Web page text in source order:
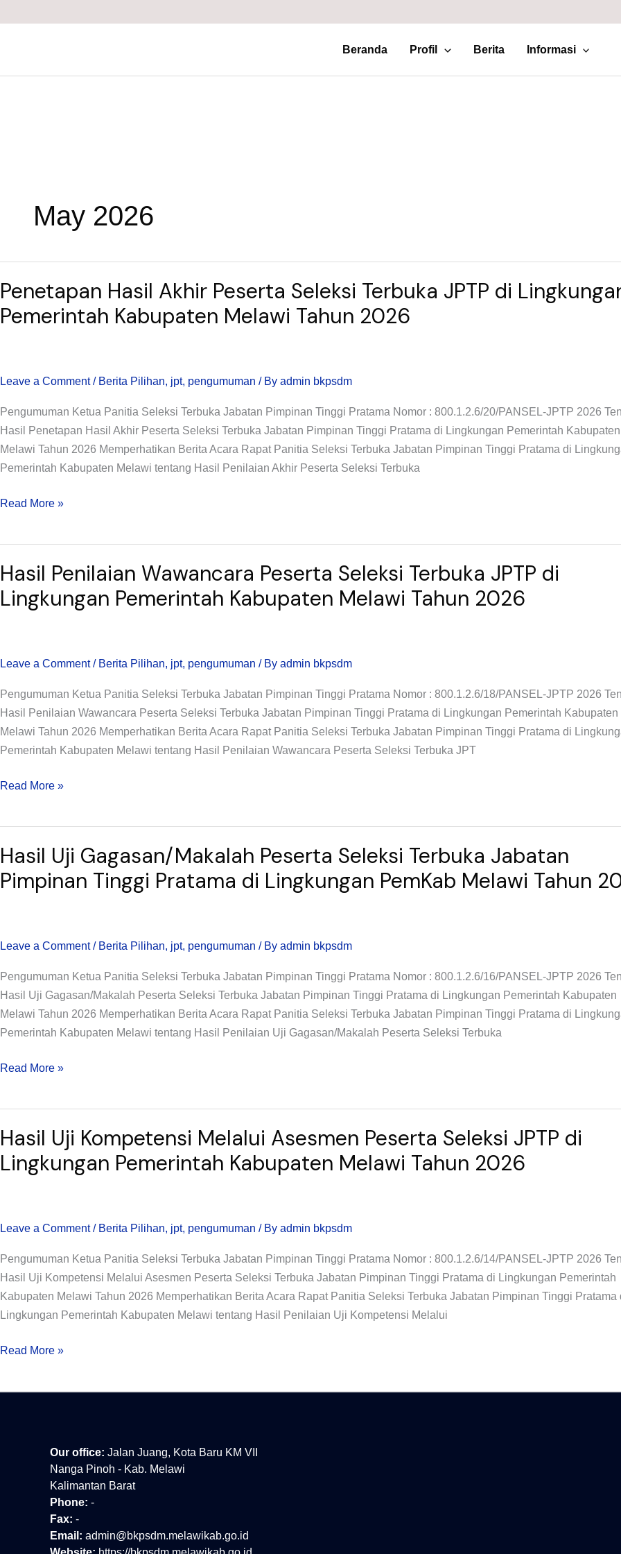
to
Beranda Profil Berita Informasi
May 2026
Penetapan Hasil Akhir Peserta Seleksi Terbuka JPTP di
Pemerintah Kabupaten Melawi Tahun 2026
Leave a Comment / Berita Pilihan, jpt, pengumuman / By admin bkpsdm
Pengumuman Ketua Panitia Seleksi Terbuka Jabatan Pimpinan Tinggi Pratama Nomor : 800.1.2.6/20/PANSEL-JPTP 2026
Hasil Penetapan Hasil Akhir Peserta Seleksi Terbuka Jabatan Pimpinan Tinggi Pratama di Lingkungan Pemerintah Kabupaten
Melawi Tahun 2026 Memperhatikan Berita Acara Rapat Panitia Seleksi Terbuka Jabatan Pimpinan Tinggi Pratama di
Pemerintah Kabupaten Melawi tentang Hasil Penilaian Akhir Peserta Seleksi Terbuka
Hasil
Akhir
Peserta
JPTP
Lingkungan
Read More »
Hasil Penilaian Wawancara Peserta Seleksi Terbuka JPTP di
Lingkungan Pemerintah Kabupaten Melawi Tahun 2026
Leave a Comment / Berita Pilihan, jpt, pengumuman / By admin bkpsdm
Pengumuman Ketua Panitia Seleksi Terbuka Jabatan Pimpinan Tinggi Pratama Nomor : 800.1.2.6/18/PANSEL-JPTP 2026
Hasil Penilaian Wawancara Peserta Seleksi Terbuka Jabatan Pimpinan Tinggi Pratama di Lingkungan Pemerintah Kabupaten
Melawi Tahun 2026 Memperhatikan Berita Acara Rapat Panitia Seleksi Terbuka Jabatan Pimpinan Tinggi Pratama di
Pemerintah Kabupaten Melawi tentang Hasil Penilaian Wawancara Peserta Seleksi Terbuka JPT
Penilaian
Wawancara
Peserta
JPTP
Lingkungan
Read More »
Hasil Uji Gagasan/Makalah Peserta Seleksi Terbuka Jabatan
Pimpinan Tinggi Pratama di Lingkungan PemKab Melawi Tahun
Leave a Comment / Berita Pilihan, jpt, pengumuman / By admin bkpsdm
Pengumuman Ketua Panitia Seleksi Terbuka Jabatan Pimpinan Tinggi Pratama Nomor : 800.1.2.6/16/PANSEL-JPTP 2026
Hasil Uji Gagasan/Makalah Peserta Seleksi Terbuka Jabatan Pimpinan Tinggi Pratama di Lingkungan Pemerintah Kabupaten
Melawi Tahun 2026 Memperhatikan Berita Acara Rapat Panitia Seleksi Terbuka Jabatan Pimpinan Tinggi Pratama di
Pemerintah Kabupaten Melawi tentang Hasil Penilaian Uji Gagasan/Makalah Peserta Seleksi Terbuka
Uji
Gagasan/Makalah
Peserta
Jabatan
Tinggi
Pratama
Read More »
Hasil Uji Kompetensi Melalui Asesmen Peserta Seleksi JPTP di
Lingkungan Pemerintah Kabupaten Melawi Tahun 2026
Leave a Comment / Berita Pilihan, jpt, pengumuman / By admin bkpsdm
Pengumuman Ketua Panitia Seleksi Terbuka Jabatan Pimpinan Tinggi Pratama Nomor : 800.1.2.6/14/PANSEL-JPTP 2026
Hasil Uji Kompetensi Melalui Asesmen Peserta Seleksi Terbuka Jabatan Pimpinan Tinggi Pratama di Lingkungan Pemerintah
Kabupaten Melawi Tahun 2026 Memperhatikan Berita Acara Rapat Panitia Seleksi Terbuka Jabatan Pimpinan Tinggi Pratama
Lingkungan Pemerintah Kabupaten Melawi tentang Hasil Penilaian Uji Kompetensi Melalui
Uji
Kompetensi
Melalui
Seleksi
Lingkungan
Pemerintah
Kabupaten
Read More »
Our office: Jalan Juang, Kota Baru KM VII
Nanga Pinoh - Kab. Melawi
Kalimantan Barat
Phone: -
Fax: -
Email: admin@bkpsdm.melawikab.go.id